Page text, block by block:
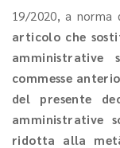
19/2020, a norma
articolo che
amministrative
commesse
del presente
amministrative
ridotta alla